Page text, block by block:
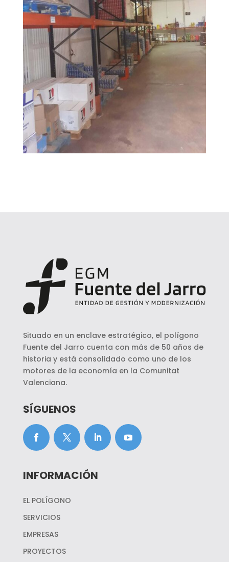
Situado en un enclave estratégico, el polígono
Fuente del Jarro cuenta con más de 50 años de
historia y está consolidado como uno de los
motores de la economía en la Comunitat
Valenciana.
SÍGUENOS
INFORMACIÓN
EL POLÍGONO
SERVICIOS
EMPRESAS
PROYECTOS